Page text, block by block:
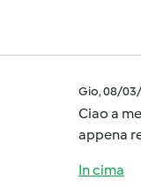
Gio, 08/
Ciao a
appena
In cima